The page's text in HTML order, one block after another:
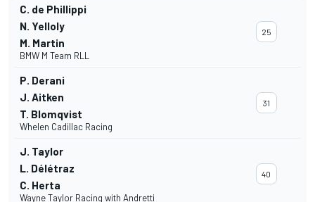
C. de Phillippi
N. Yelloly
M. Martin
BMW M Team RLL
25
P. Derani
J. Aitken
T. Blomqvist
Whelen Cadillac Racing
31
J. Taylor
L. Délétraz
C. Herta
Wayne Taylor Racing with Andretti
40